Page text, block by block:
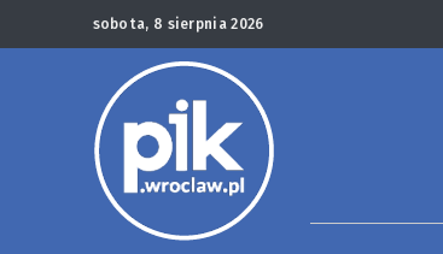
sobota, 8 sierpnia 2026